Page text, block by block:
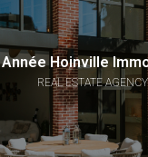
Année Hoinville
REAL ESTATE AGENCY